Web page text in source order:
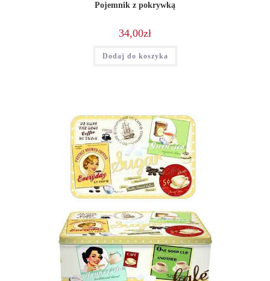
Pojemnik z pokrywką
34,00zł
Dodaj do koszyka